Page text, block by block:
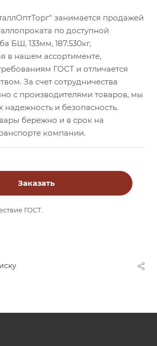
занимается продажей
по доступной
БШ, 133мм, 187.530кг,
в нашем ассортименте,
ГОСТ и отличается
За счет сотрудничества
с производителями товаров, мы
надежность и безопасность.
бережно и в срок на
компании.
Заказать
ГОСТ.